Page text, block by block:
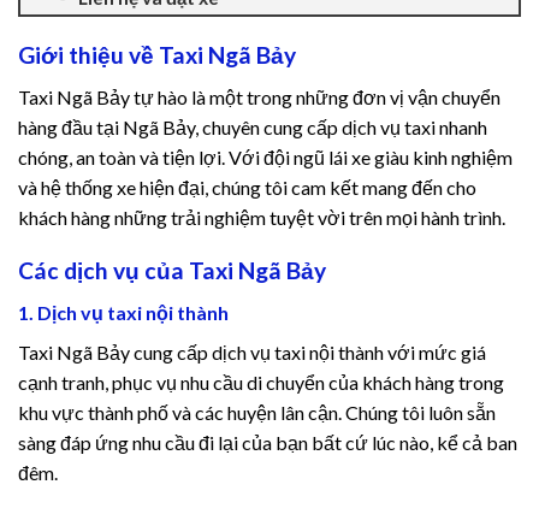
panel
Panel
panel
panel
Panel
Panel
panel
panel
Giới thiệu về Taxi Ngã Bảy
Taxi Ngã Bảy tự hào là một trong những đơn vị vận chuyển
hàng đầu tại Ngã Bảy, chuyên cung cấp dịch vụ taxi nhanh
chóng, an toàn và tiện lợi. Với đội ngũ lái xe giàu kinh nghiệm
và hệ thống xe hiện đại, chúng tôi cam kết mang đến cho
khách hàng những trải nghiệm tuyệt vời trên mọi hành trình.
Các dịch vụ của Taxi Ngã Bảy
1. Dịch vụ taxi nội thành
Taxi Ngã Bảy cung cấp dịch vụ taxi nội thành với mức giá
cạnh tranh, phục vụ nhu cầu di chuyển của khách hàng trong
khu vực thành phố và các huyện lân cận. Chúng tôi luôn sẵn
sàng đáp ứng nhu cầu đi lại của bạn bất cứ lúc nào, kể cả ban
đêm.